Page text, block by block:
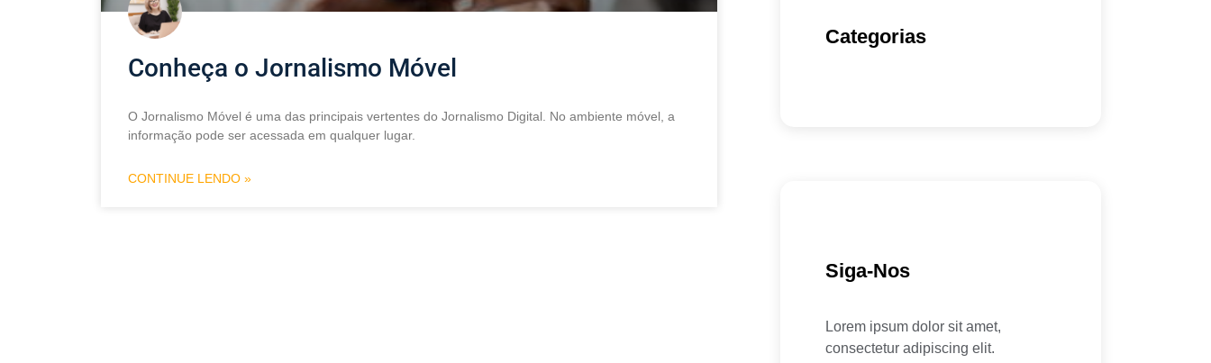
Conheça o Jornalismo Móvel
O Jornalismo Móvel é uma das principais vertentes do Jornalismo Digital. No ambiente móvel, a
informação pode ser acessada em qualquer lugar.
CONTINUE LENDO »
Categorias
Siga-Nos
Lorem ipsum dolor sit amet,
consectetur adipiscing elit.